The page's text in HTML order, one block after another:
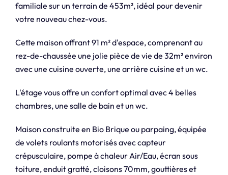
familiale sur un terrain de 453m², idéal pour devenir
votre nouveau chez-vous.
Cette maison offrant 91 m² d'espace, comprenant au
rez-de-chaussée une jolie pièce de vie de 32m² environ
avec une cuisine ouverte, une arrière cuisine et un wc.
L'étage vous offre un confort optimal avec 4 belles
chambres, une salle de bain et un wc.
Maison construite en Bio Brique ou parpaing, équipée
de volets roulants motorisés avec capteur
crépusculaire, pompe à chaleur Air/Eau, écran sous
toiture, enduit gratté, cloisons 70mm, gouttières et